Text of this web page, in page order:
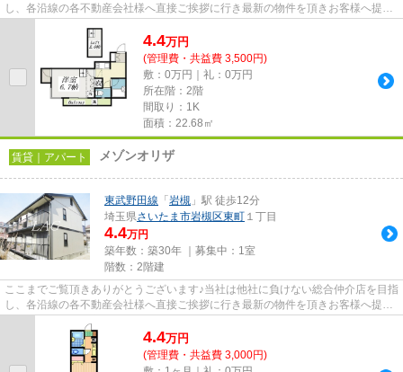
し、各沿線の各不動産会社様へ直接ご挨拶に行き最新の物件を頂きお客様へ提供
4.4万円
(管理費・共益費 3,500円)
敷：0万円｜礼：0万円
所在階：2階
間取り：1K
面積：22.68㎡
賃貸｜アパート メゾンオリザ
東武野田線 「 岩槻 」駅 徒歩12分
埼玉県さいたま市岩槻区東町 １丁目
4.4万円
築年数：築30年 ｜募集中： 1室
階数：2階建
ここまでご覧頂きありがとうございます♪当社は他社に負けない総合仲介店を目指
し、各沿線の各不動産会社様へ直接ご挨拶に行き最新の物件を頂きお客様へ提供
4.4万円
(管理費・共益費 3,000円)